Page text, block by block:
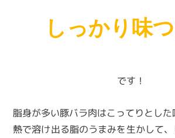
しっかり味つ
です！
脂身が多い豚バラ肉はこってりとした
熱で溶け出る脂のうまみを生かして